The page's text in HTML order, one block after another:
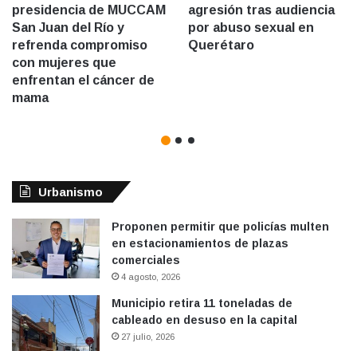
presidencia de MUCCAM
San Juan del Río y
refrenda compromiso
con mujeres que
enfrentan el cáncer de
mama
agresión tras audiencia
por abuso sexual en
Querétaro
Urbanismo
Proponen permitir que policías multen
en estacionamientos de plazas
comerciales
4 agosto, 2026
Municipio retira 11 toneladas de
cableado en desuso en la capital
27 julio, 2026